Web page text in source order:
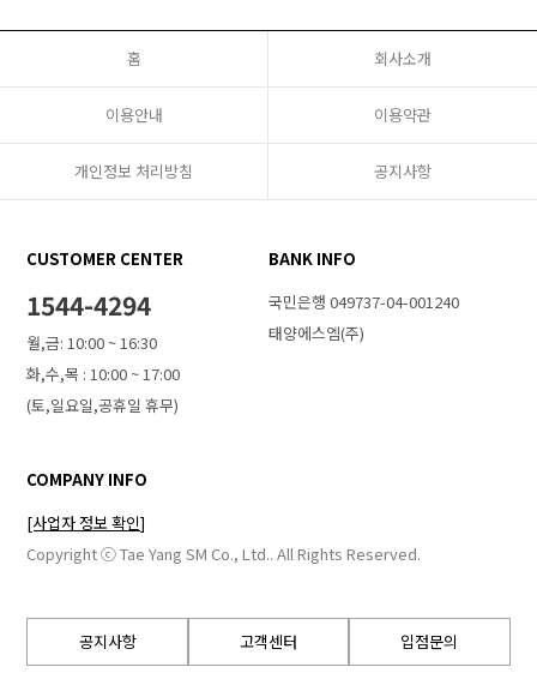
홈 회사소개
이용안내 이용약관
개인정보 처리방침 공지사항
CUSTOMER CENTER
1544-4294
월,금: 10:00 ~ 16:30
화,수,목 : 10:00 ~ 17:00
(토,일요일,공휴일 휴무)
BANK INFO
국민은행 049737-04-001240
태양에스엠(주)
COMPANY INFO
[사업자 정보 확인]
Copyright ⓒ Tae Yang SM Co., Ltd.. All Rights Reserved.
공지사항 고객센터 입점문의